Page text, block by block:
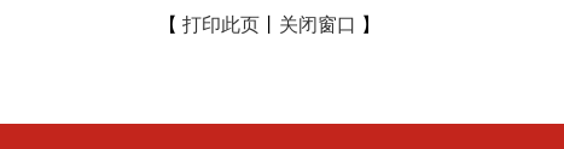
【 打印此页 关闭窗口 】